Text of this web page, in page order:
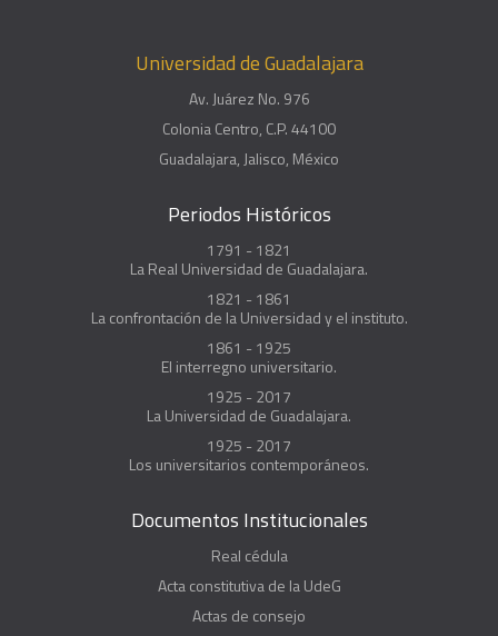
Universidad de Guadalajara
Av. Juárez No. 976
Colonia Centro, C.P. 44100
Guadalajara, Jalisco, México
Periodos Históricos
1791 - 1821
La Real Universidad de Guadalajara.
1821 - 1861
La confrontación de la Universidad y el instituto.
1861 - 1925
El interregno universitario.
1925 - 2017
La Universidad de Guadalajara.
1925 - 2017
Los universitarios contemporáneos.
Documentos Institucionales
Real cédula
Acta constitutiva de la UdeG
Actas de consejo